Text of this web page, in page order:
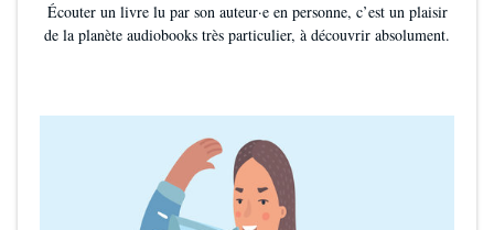
Écouter un livre lu par son auteur·e en personne, c’est un plaisir
de la planète audiobooks très particulier, à découvrir absolument.